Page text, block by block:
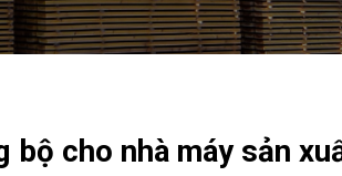
cho nhà máy sản